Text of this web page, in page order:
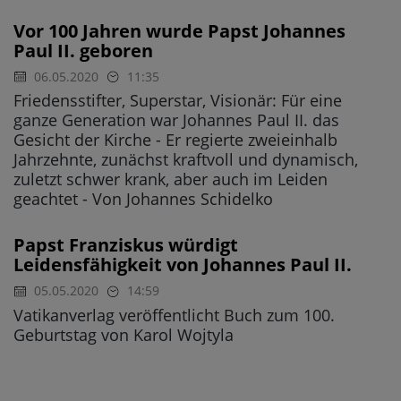
Vor 100 Jahren wurde Papst Johannes
Paul II. geboren
06.05.2020 11:35
Friedensstifter, Superstar, Visionär: Für eine
ganze Generation war Johannes Paul II. das
Gesicht der Kirche - Er regierte zweieinhalb
Jahrzehnte, zunächst kraftvoll und dynamisch,
zuletzt schwer krank, aber auch im Leiden
geachtet - Von Johannes Schidelko
Papst Franziskus würdigt
Leidensfähigkeit von Johannes Paul II.
05.05.2020 14:59
Vatikanverlag veröffentlicht Buch zum 100.
Geburtstag von Karol Wojtyla